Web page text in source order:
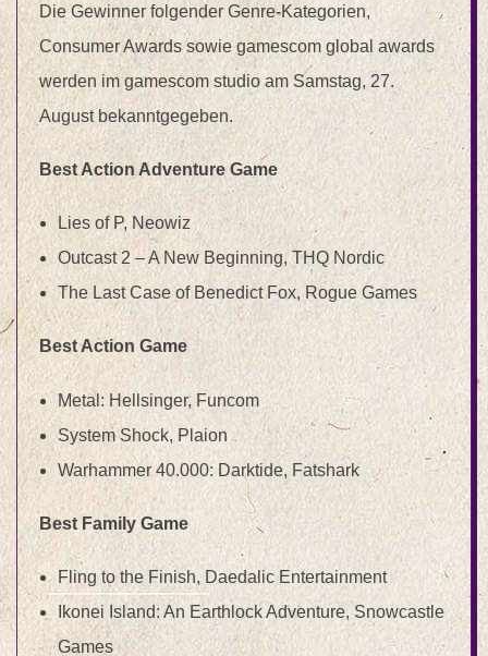
Die Gewinner folgender Genre-Kategorien,
Consumer Awards sowie gamescom global awards
werden im gamescom studio am Samstag, 27.
August bekanntgegeben.
Best Action Adventure Game
Lies of P, Neowiz
Outcast 2 – A New Beginning, THQ Nordic
The Last Case of Benedict Fox, Rogue Games
Best Action Game
Metal: Hellsinger, Funcom
System Shock, Plaion
Warhammer 40.000: Darktide, Fatshark
Best Family Game
Fling to the Finish, Daedalic Entertainment
Ikonei Island: An Earthlock Adventure, Snowcastle
Games